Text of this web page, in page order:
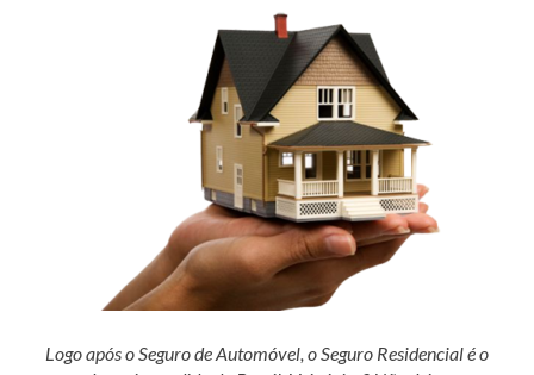
Logo após o Seguro de Automóvel, o Seguro Residencial é o